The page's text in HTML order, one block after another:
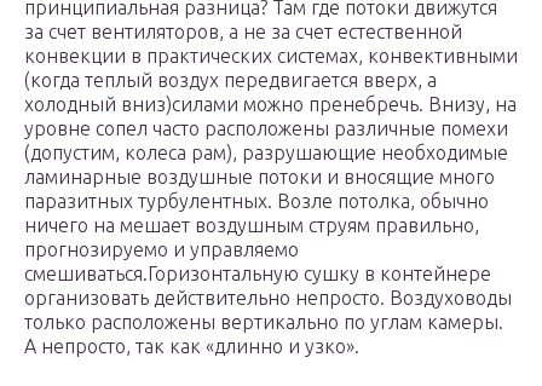
принципиальная разница? Там где потоки движутся
за счет вентиляторов, а не за счет естественной
конвекции в практических системах, конвективными
(когда теплый воздух передвигается вверх, а
холодный вниз)силами можно пренебречь. Внизу, на
уровне сопел часто расположены различные помехи
(допустим, колеса рам), разрушающие необходимые
ламинарные воздушные потоки и вносящие много
паразитных турбулентных. Возле потолка, обычно
ничего на мешает воздушным струям правильно,
прогнозируемо и управляемо
смешиваться.Горизонтальную сушку в контейнере
организовать действительно непросто. Воздуховоды
только расположены вертикально по углам камеры.
А непросто, так как «длинно и узко».